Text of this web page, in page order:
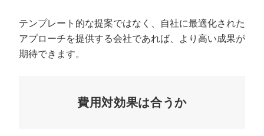
テンプレート的な提案ではなく、自社に最適化された
アプローチを提供する会社であれば、より高い成果が
期待できます。
費用対効果は合うか